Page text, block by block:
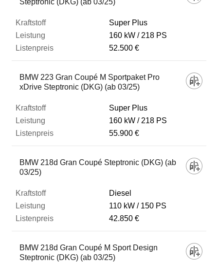
Steptronic (DKG) (ab 03/25)
Super Plus
160 kW
218 PS
52.500 €
BMW 223 Gran Coupé M Sportpaket Pro
xDrive Steptronic (DKG) (ab 03/25)
Super Plus
160 kW
218 PS
55.900 €
BMW 218d Gran Coupé Steptronic (DKG) (ab
03/25)
Diesel
110 kW
150 PS
42.850 €
BMW 218d Gran Coupé M Sport Design
Steptronic (DKG) (ab 03/25)